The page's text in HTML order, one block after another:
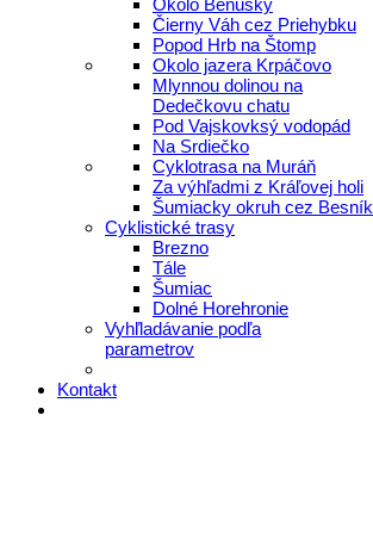
Okolo Beňušky
Čierny Váh cez Priehybku
Popod Hrb na Štomp
Okolo jazera Krpáčovo
Mlynnou dolinou na
Dedečkovu chatu
Pod Vajskovksý vodopád
Na Srdiečko
Cyklotrasa na Muráň
Za výhľadmi z Kráľovej holi
Šumiacky okruh cez Besník
Cyklistické trasy
Brezno
Tále
Šumiac
Dolné Horehronie
Vyhľladávanie podľa
parametrov
Kontakt